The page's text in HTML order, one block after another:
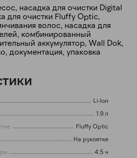
насадка для очистки Digital
для очистки Fluffy Optic,
волос, насадка для
комбинированный
аккумулятор, Wall Dok,
документация, упаковка
Li-Ion
1.9 л
Fluffy Optic
На рукоятке
4.5 ч